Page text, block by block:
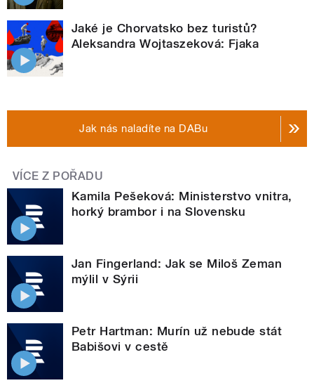
Jaké je Chorvatsko bez turistů?
Aleksandra Wojtaszeková: Fjaka
Jak nás naladíte na DABu
VÍCE Z POŘADU
Kamila Pešeková: Ministerstvo vnitra,
horký brambor i na Slovensku
Jan Fingerland: Jak se Miloš Zeman
mýlil v Sýrii
Petr Hartman: Murín už nebude stát
Babišovi v cestě